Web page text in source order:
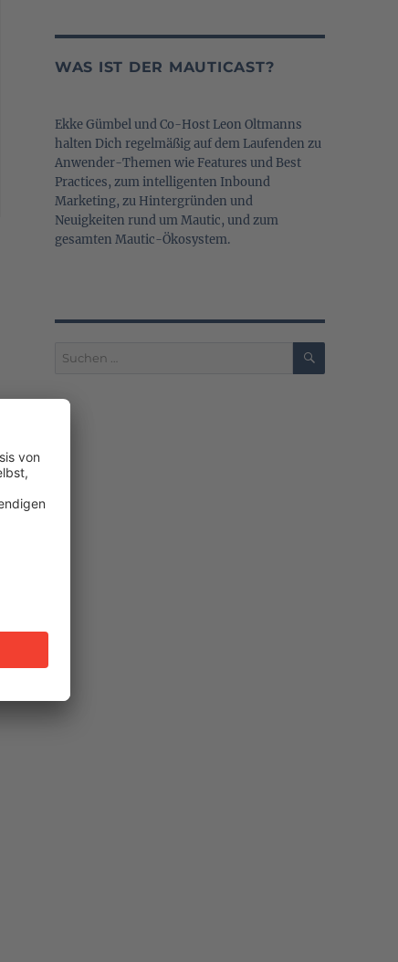
WAS IST DER MAUTICAST?
Ekke Gümbel und Co-Host Leon Oltmanns
halten Dich regelmäßig auf dem Laufenden zu
Anwender-Themen wie Features und Best
Practices, zum intelligenten Inbound
Marketing, zu Hintergründen und
Neuigkeiten rund um Mautic, und zum
gesamten Mautic-Ökosystem.
Suchen
SUCHEN